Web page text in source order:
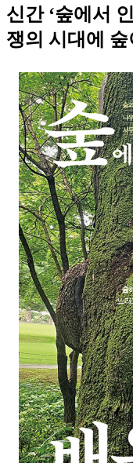
신간 ‘숲에서
쟁의 시대에 숲